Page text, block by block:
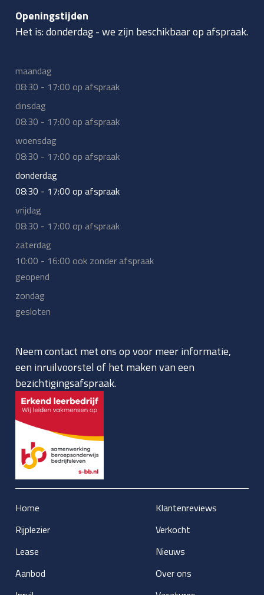
Openingstijden
Het is:donderdag-we zijn beschikbaar op afspraak.
maandag
08:30 - 17:00 op afspraak
dinsdag
08:30 - 17:00 op afspraak
woensdag
08:30 - 17:00 op afspraak
donderdag
08:30 - 17:00 op afspraak
vrijdag
08:30 - 17:00 op afspraak
zaterdag
10:00 - 16:00 ook zonder afspraak
geopend
zondag
gesloten
Neem contact met ons op voor meer informatie,
een inruilvoorstel of het maken van een
bezichtigingsafspraak.
Home
Rijplezier
Lease
Aanbod
Klantenreviews
Verkocht
Nieuws
Over ons